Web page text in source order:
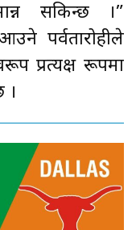
सकिन्छ ।”
पर्वतारोहीले
प्रत्यक्ष रूपमा
।